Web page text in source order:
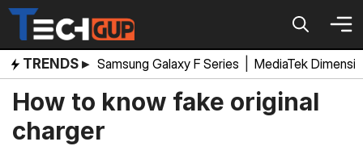
Skip
content
TRENDS ▸ Samsung Galaxy F Series MediaTek
How to know fake original
charger